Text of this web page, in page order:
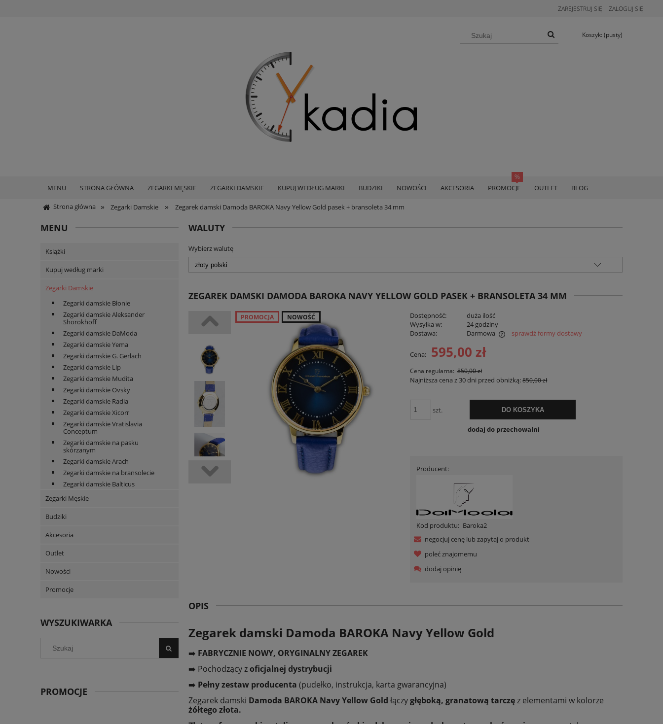
ZAREJESTRUJ SIĘ ZALOGUJ SIĘ
Koszyk: (pusty)
MENU STRONA GŁÓWNA ZEGARKI MĘSKIE ZEGARKI DAMSKIE KUPUJ WEDŁUG MARKI BUDZIKI NOWOŚCI AKCESORIA PROMOCJE OUTLET BLOG
Strona główna » Zegarki Damskie » Zegarek damski Damoda BAROKA Navy Yellow Gold pasek + bransoleta 34 mm
MENU
Książki
Kupuj według marki
Zegarki Damskie
Zegarki damskie Błonie
Zegarki damskie Aleksander
Shorokhoff
Zegarki damskie DaModa
Zegarki damskie Yema
Zegarki damskie G. Gerlach
Zegarki damskie Lip
Zegarki damskie Mudita
Zegarki damskie Ovsky
Zegarki damskie Radia
Zegarki damskie Xicorr
Zegarki damskie Vratislavia
Conceptum
Zegarki damskie na pasku
skórzanym
Zegarki damskie Arach
Zegarki damskie na bransolecie
Zegarki damskie Balticus
Zegarki Męskie
Budziki
Akcesoria
Outlet
Nowości
Promocje
WYSZUKIWARKA
PROMOCJE
WALUTY
Wybierz walutę
ZEGAREK DAMSKI DAMODA BAROKA NAVY YELLOW GOLD PASEK + BRANSOLETA 34 MM
PROMOCJA NOWOŚĆ Dostępność:
duża ilość
Wysyłka w:
24 godziny
Dostawa:
Darmowa
Cena nie zawiera ewentualnych kosztów
sprawdź formy dostawy
Cena: 595,00 zł
Cena regularna: 850,00 zł
Najniższa cena z 30 dni przed obniżką:850,00 zł
szt. DO KOSZYKA
dodaj do przechowalni
Producent:
Kod produktu: Baroka2
negocjuj cenę lub zapytaj o produkt
poleć znajomemu
dodaj opinię
OPIS
Zegarek damski Damoda BAROKA Navy Yellow Gold
➡️ FABRYCZNIE NOWY, ORYGINALNY ZEGAREK
➡️ Pochodzący zoficjalnej dystrybucji
➡️ Pełny zestaw producenta (pudełko, instrukcja, karta gwarancyjna)
Zegarek damski Damoda BAROKA Navy Yellow Gold łączygłęboką, granatową tarczęz elementami w kolorze
żółtego złota.